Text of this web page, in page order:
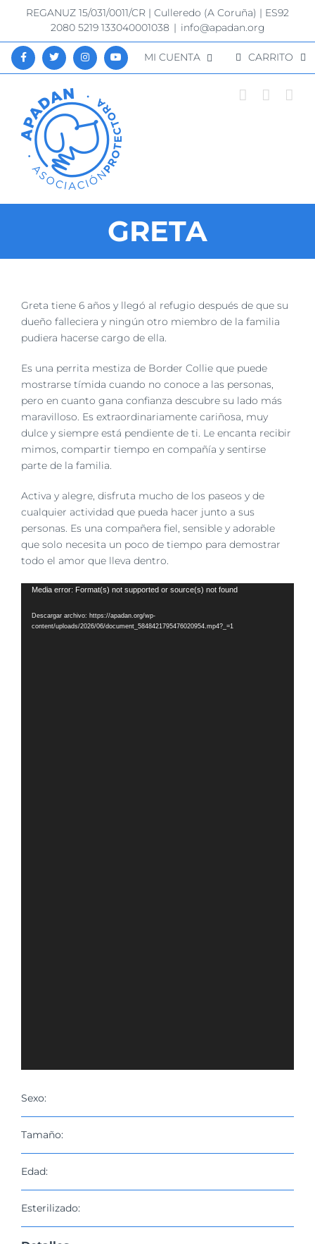
Saltar
contenido
REGANUZ 15/031/0011/CR | Culleredo (A Coruña) | ES92
2080 5219 133040001038 | info@apadan.org
MI CUENTA CARRITO
GRETA
Ver
imagen
más
Greta tiene 6 años y llegó al refugio después de que su
dueño falleciera y ningún otro miembro de la familia
pudiera hacerse cargo de ella.
Es una perrita mestiza de Border Collie que puede
mostrarse tímida cuando no conoce a las personas,
pero en cuanto gana confianza descubre su lado más
maravilloso. Es extraordinariamente cariñosa, muy
dulce y siempre está pendiente de ti. Le encanta recibir
mimos, compartir tiempo en compañía y sentirse
parte de la familia.
Activa y alegre, disfruta mucho de los paseos y de
cualquier actividad que pueda hacer junto a sus
personas. Es una compañera fiel, sensible y adorable
que solo necesita un poco de tiempo para demostrar
todo el amor que lleva dentro.
Reproductor
vídeo
Media error: Format(s) not supported or source(s) not found
Descargar archivo: https://apadan.org/wp-
content/uploads/2026/06/document_5848421795476020954.mp4?_=1
Sexo:
Tamaño:
Edad:
Esterilizado: